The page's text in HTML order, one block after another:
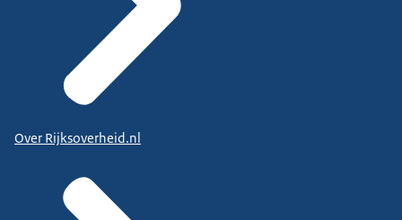
Over Rijksoverheid.nl